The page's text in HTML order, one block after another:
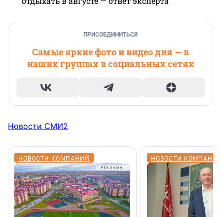
ПРИСОЕДИНИТЬСЯ
Самые яркие фото и видео дня — в
наших группах в социальных сетях
Новости СМИ2
НОВОСТИ КОМПАНИЙ НОВОСТИ